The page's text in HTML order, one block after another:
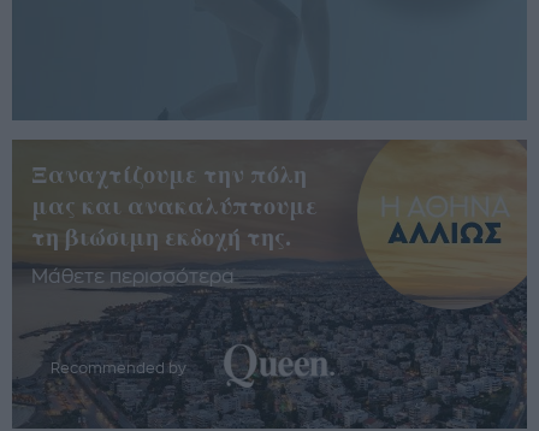
Ξαναχτίζουμε την πόλη
μας και ανακαλύπτουμε
τη βιώσιμη εκδοχή της.
Μάθετε περισσότερα
Recommended by